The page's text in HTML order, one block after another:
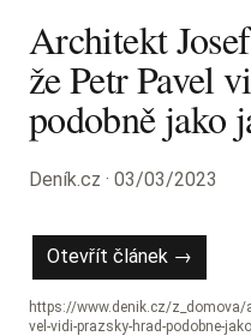
Architekt
že Petr Pavel
podobně jako
Deník.cz · 03/03/2023
Otevřít článek →
https://www.denik.cz/z_domova/
vel-vidi-prazsky-hrad-podobne-